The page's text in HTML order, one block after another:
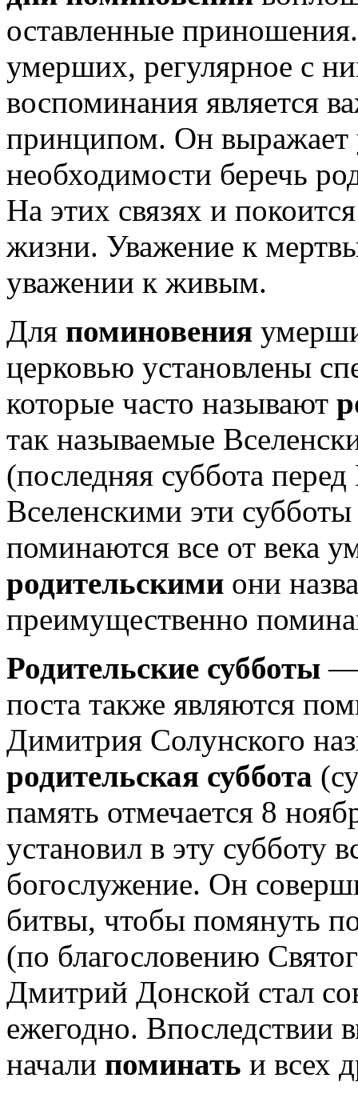
оставленные
умерших, регулярное с
воспоминания является
принципом. Он выражает
необходимости беречь
На этих связях и
жизни. Уважение к
уважении к живым.
Для поминовения
церковью установлены
которые часто называют
так называемые
(последняя суббота
Вселенскими эти
поминаются все от века
родительскими они
преимущественно
Родительские субботы —
поста также являются
Димитрия Солунского
родительская суббота
память отмечается 8
установил в эту субботу
богослужение. Он
битвы, чтобы помянуть
(по благословению
Дмитрий Донской стал
ежегодно. Впоследствии
начали поминать и всех